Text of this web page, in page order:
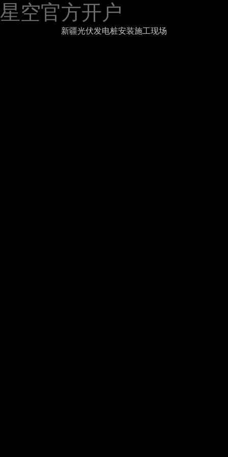
星空官方开户
新疆光伏发电桩安装施工现场